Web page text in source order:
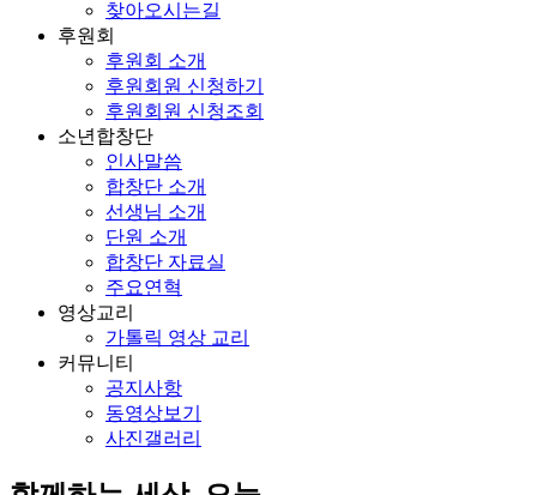
찾아오시는길
후원회
후원회 소개
후원회원 신청하기
후원회원 신청조회
소년합창단
인사말씀
합창단 소개
선생님 소개
단원 소개
합창단 자료실
주요연혁
영상교리
가톨릭 영상 교리
커뮤니티
공지사항
동영상보기
사진갤러리